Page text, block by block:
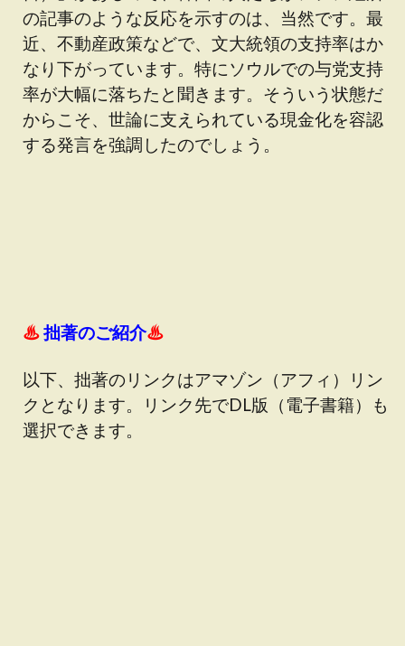
の記事のような反応を示すのは、当然です。最
近、不動産政策などで、文大統領の支持率はか
なり下がっています。特にソウルでの与党支持
率が大幅に落ちたと聞きます。そういう状態だ
からこそ、世論に支えられている現金化を容認
する発言を強調したのでしょう。
♨拙著のご紹介♨
以下、拙著のリンクはアマゾン（アフィ）リン
クとなります。リンク先でDL版（電子書籍）も
選択できます。